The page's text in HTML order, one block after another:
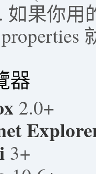
如果你
器
2.0+
3+